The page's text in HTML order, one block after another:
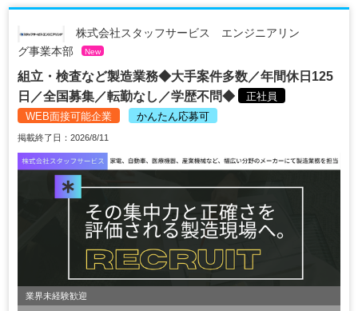
株式会社スタッフサービス エンジニアリン
グ事業本部
New
組立・検査など製造業務◆大手案件多数／年間休日125
日／全国募集／転勤なし／学歴不問◆
正社員
WEB面接可能企業
かんたん応募可
掲載終了日：2026/8/11
業界未経験歓迎